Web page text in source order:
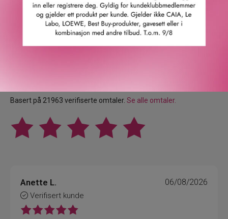
Våre kunder om oss
4.9
Basert på 21963 verifiserte omtaler. Se alle omtaler.
Anette L.
Verifisert kunde
06/08/2026